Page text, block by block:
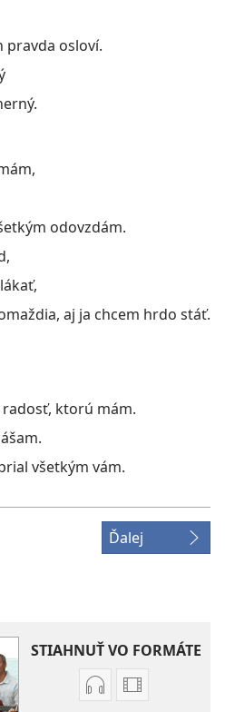
pravda osloví.
odovzdám.
aj ja chcem hrdo stáť.
ktorú mám.
všetkým vám.
Ďalej
STIAHNUŤ VO FORMÁTE
MožnostiMožnosti